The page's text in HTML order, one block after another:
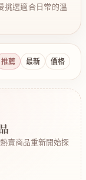
選適合日常的溫
推薦 最新 價格
賣商品重新開始探